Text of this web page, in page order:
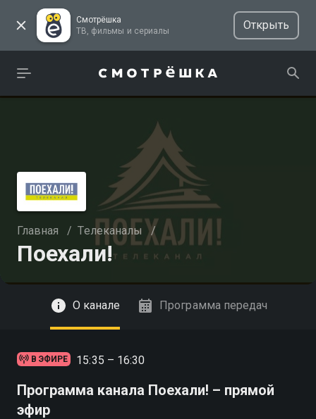
Смотрёшка
ТВ, фильмы и сериалы
Открыть
Главная / Телеканалы /
Поехали!
О канале Программа передач
В ЭФИРЕ 15:35 – 16:30
Программа канала Поехали! – прямой
эфир